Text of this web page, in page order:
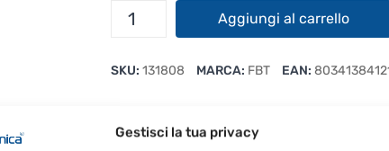
Gestisci la tua privacy
FBT
quantità
Aggiungi al carrello
SKU: 131808 MARCA: FBT EAN: